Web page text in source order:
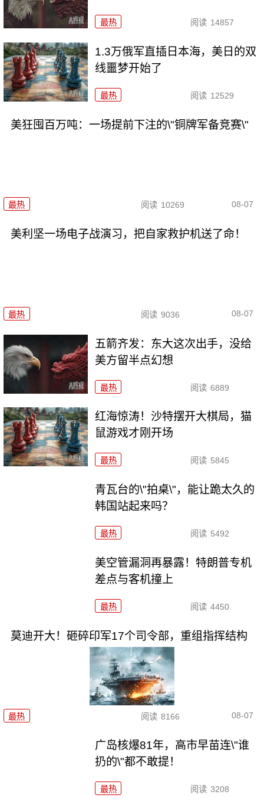
最热 阅读 14857
1.3万俄军直插日本海，美日的双
线噩梦开始了
最热 阅读 12529
美狂囤百万吨：一场提前下注的\"铜牌军备竞赛\"
最热 阅读 10269 08-07
美利坚一场电子战演习，把自家救护机送了命！
最热 阅读 9036 08-07
五箭齐发：东大这次出手，没给
美方留半点幻想
最热 阅读 6889
红海惊涛！沙特摆开大棋局，猫
鼠游戏才刚开场
最热 阅读 5845
青瓦台的\"拍桌\"，能让跪太久的
韩国站起来吗？
最热 阅读 5492
美空管漏洞再暴露！特朗普专机
差点与客机撞上
最热 阅读 4450
莫迪开大！砸碎印军17个司令部，重组指挥结构
最热 阅读 8166 08-07
广岛核爆81年，高市早苗连\"谁
扔的\"都不敢提！
最热 阅读 3208